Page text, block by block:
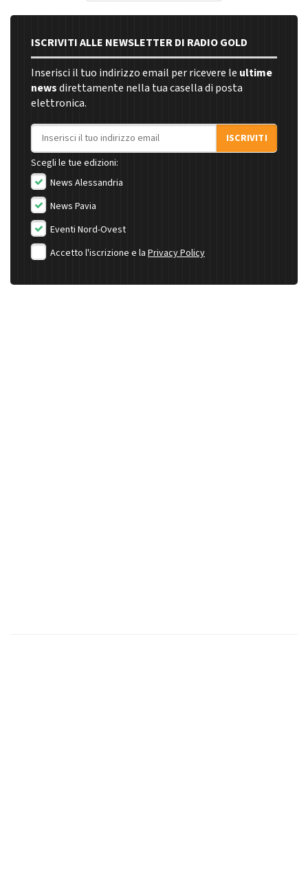
ISCRIVITI ALLE NEWSLETTER DI RADIO GOLD
Inserisci il tuo indirizzo email per ricevere le ultime
newsdirettamente nella tua casella di posta
elettronica.
Indirizzo email
ISCRIVITI
Scegli le tue edizioni:
News Alessandria
News Pavia
Eventi Nord-Ovest
Accetto l'iscrizione e la Privacy Policy